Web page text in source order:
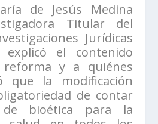
de Jesús Medina
Titular del
Jurídicas
el contenido
y a quiénes
que la modificación
de contar
bioética para la